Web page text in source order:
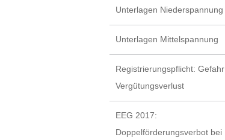
Unterlagen Niederspannung
Unterlagen Mittelspannung
Registrierungspflicht: Gefahr
Vergütungsverlust
EEG 2017:
Doppelförderungsverbot bei